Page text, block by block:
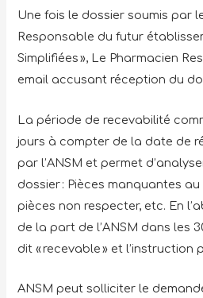
Une fois le dossier soumis par
Responsable du futur
Simplifiées », Le Pharmacien
email accusant réception du
La période de recevabilité
jours à compter de la date de
par l’ANSM et permet
dossier : Pièces manquantes
pièces non respecter, etc. En
de la part de l’ANSM dans les
dit « recevable » et l’instruction
ANSM peut solliciter le